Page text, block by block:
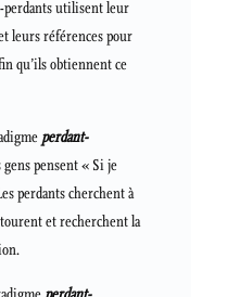
perdants utilisent leur
leurs références pour
qu’ils obtiennent ce
perdant-
pensent « Si je
perdants cherchent à
et recherchent la